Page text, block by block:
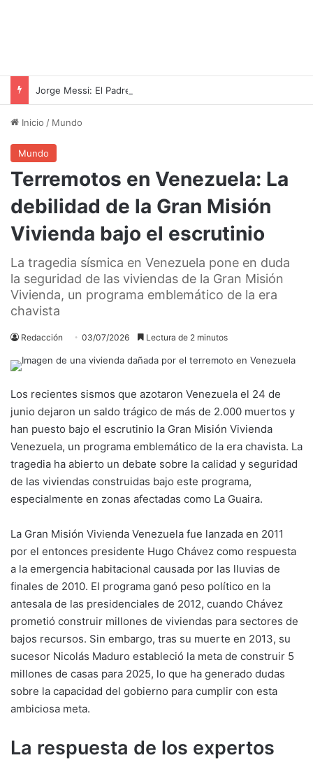
Jorge Messi: El Padre Que Forjó La Leyenda De Lionel
Inicio / Mundo
Mundo
Terremotos en Venezuela: La
debilidad de la Gran Misión
Vivienda bajo el escrutinio
La tragedia sísmica en Venezuela pone en duda
la seguridad de las viviendas de la Gran Misión
Vivienda, un programa emblemático de la era
chavista
Redacción 03/07/2026 Lectura de 2 minutos
Los recientes sismos que azotaron Venezuela el 24 de
junio dejaron un saldo trágico de más de 2.000 muertos y
han puesto bajo el escrutinio la Gran Misión Vivienda
Venezuela, un programa emblemático de la era chavista. La
tragedia ha abierto un debate sobre la calidad y seguridad
de las viviendas construidas bajo este programa,
especialmente en zonas afectadas como La Guaira.
La Gran Misión Vivienda Venezuela fue lanzada en 2011
por el entonces presidente Hugo Chávez como respuesta
a la emergencia habitacional causada por las lluvias de
finales de 2010. El programa ganó peso político en la
antesala de las presidenciales de 2012, cuando Chávez
prometió construir millones de viviendas para sectores de
bajos recursos. Sin embargo, tras su muerte en 2013, su
sucesor Nicolás Maduro estableció la meta de construir 5
millones de casas para 2025, lo que ha generado dudas
sobre la capacidad del gobierno para cumplir con esta
ambiciosa meta.
La respuesta de los expertos